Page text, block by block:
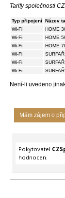
Tarify společnosti
Typ připojení Název
Wi-Fi
HOME
Wi-Fi
HOME
Wi-Fi
HOME
Wi-Fi
Wi-Fi
Wi-Fi
Není-li uvedeno
Mám zájem o
Pokytovatel
hodnocen.